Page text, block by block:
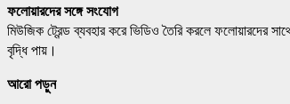
ফলোয়ারদের সঙ্গে সংযোগ
মিউজিক ট্রেন্ড ব্যবহার করে ভিডিও তৈরি করলে ফলোয়ারদের
বৃদ্ধি পায়।
আরো পড়ুন